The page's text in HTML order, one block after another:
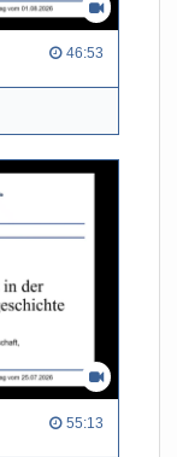
46:53
55:13